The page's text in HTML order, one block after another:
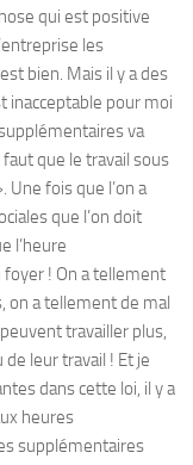
qui est positive
les
bien. Mais il y a des
inacceptable pour moi
va
que le travail sous
fois que l’on a
que l’on doit
l’heure
! On a tellement
on a tellement de mal
travailler plus,
leur travail ! Et je
dans cette loi, il y a
heures
supplémentaires